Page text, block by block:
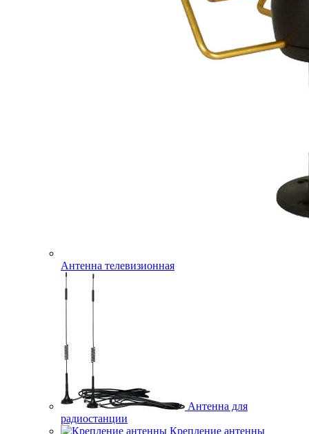
Антенна телевизионная
Антенна для
радиостанции
Крепление антенны